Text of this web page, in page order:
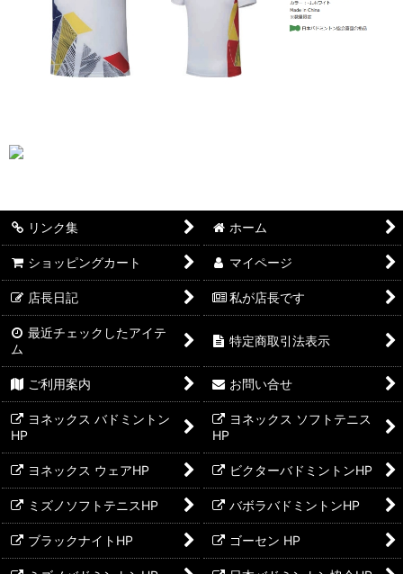
リンク集 ホーム
ショッピングカート マイページ
店長日記 私が店長です
最近チェックしたアイテ
ム
特定商取引法表示
ご利用案内 お問い合せ
ヨネックス バドミントン
HP
ヨネックス ソフトテニス
HP
ヨネックス ウェアHP ビクターバドミントンHP
ミズノソフトテニスHP バボラバドミントンHP
ブラックナイトHP ゴーセン HP